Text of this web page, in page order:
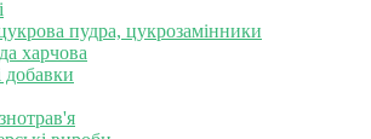
пудра, цукрозамінники
харчова
добавки